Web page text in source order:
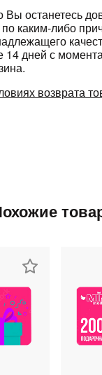
останетесь
каким-либо
14 дней с
возврата